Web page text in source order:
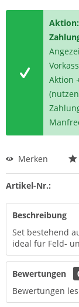
Aktion
Merken
Artikel-Nr.:
Beschreibung
Set bestehend
ideal für Feld-
Bewertungen
Bewertungen